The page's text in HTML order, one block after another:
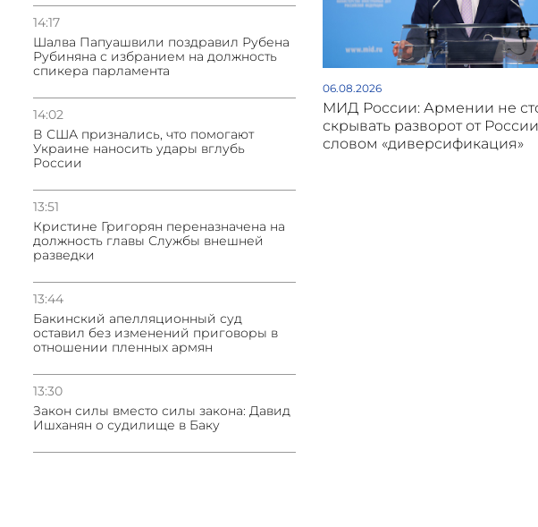
14:17
Шалва Папуашвили поздравил Рубена
Рубиняна с избранием на должность
спикера парламента
14:02
В США признались, что помогают
Украине наносить удары вглубь
России
13:51
Кристине Григорян переназначена на
должность главы Службы внешней
разведки
13:44
Бакинский апелляционный суд
оставил без изменений приговоры в
отношении пленных армян
13:30
Закон силы вместо силы закона: Давид
Ишханян о судилище в Баку
06.08.2026
МИД России: Армении не
скрывать разворот от
словом «диверсификация»